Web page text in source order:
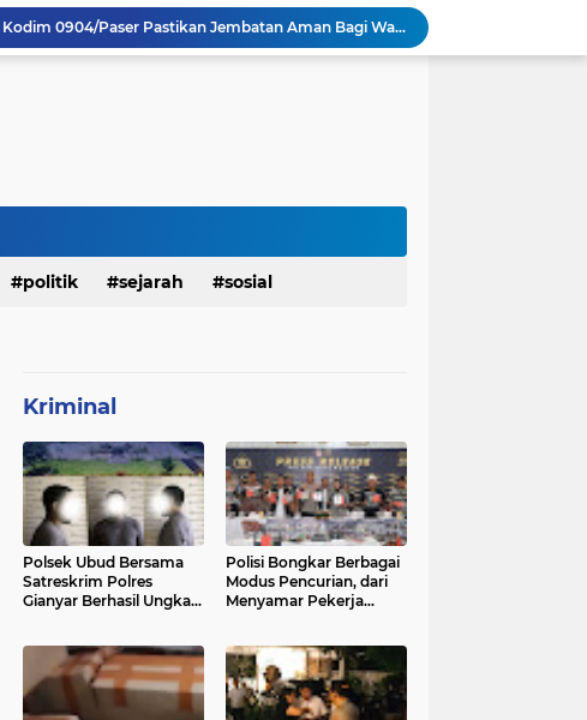
Satgas TMMD 129 Kodim 0904/Paser Pastikan Jembatan Aman Bagi Warga
Sasaran RTLH Ke 5 Sudah Mulai Dieksekusi Oleh Satgas TMMD 129 Kodim 0904/Paser
Polres Gianyar Gelar Apel Kesiapan Pengamanan Final Piala Presiden 2026
politik sejarah sosial
Kriminal
Polsek Ubud Bersama
Satreskrim Polres
Gianyar Berhasil Ungkap
Polisi Bongkar Berbagai
Modus Pencurian, dari
Menyamar Pekerja